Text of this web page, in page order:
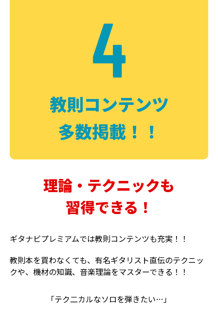
4
教則コンテンツ
多数掲載！！
理論・テクニックも
習得できる！
ギタナビプレミアムでは教則コンテンツも充実！！
教則本を買わなくても、有名ギタリスト直伝のテクニッ
クや、機材の知識、音楽理論をマスターできる！！
「テク二カルなソロを弾きたい…」